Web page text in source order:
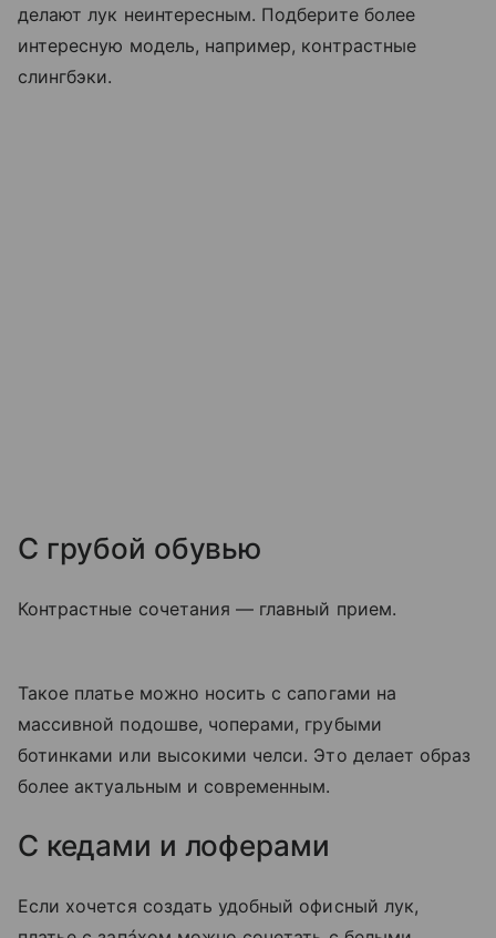
делают лук неинтересным. Подберите более
интересную модель, например, контрастные
слингбэки.
С грубой обувью
Контрастные сочетания — главный прием.
Такое платье можно носить с сапогами на
массивной подошве, чоперами, грубыми
ботинками или высокими челси. Это делает образ
более актуальным и современным.
С кедами и лоферами
Если хочется создать удобный офисный лук,